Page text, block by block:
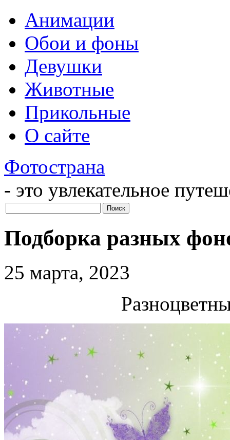
Анимации
Обои и фоны
Девушки
Животные
Прикольные
О сайте
Фотострана
- это увлекательное
Подборка разных
25 марта, 2023